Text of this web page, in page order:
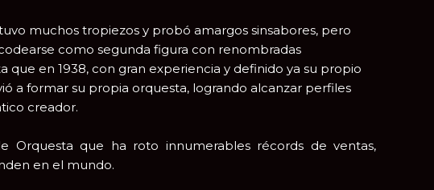
muchos tropiezos y probó amargos sinsabores, pero
como segunda figura con renombradas
en 1938, con gran experiencia y definido ya su propio
a formar su propia orquesta, logrando alcanzar perfiles
creador.
Orquesta que ha roto innumerables récords de ventas,
en el mundo.